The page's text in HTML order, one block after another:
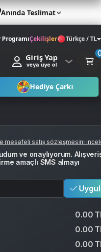
Anında Teslimat
Çekilişler Türkçe / TL
Giriş Yap
veya üye ol
Hediye Çarkı
mesafeli satış sözleşmesini
ve onaylıyorum.
amaçlı SMS almayı
0.00
0.00
0.00